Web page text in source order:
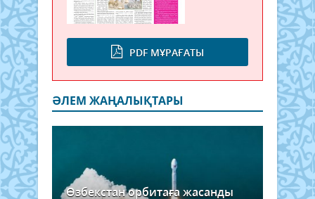
PDF МҰРАҒАТЫ
ӘЛЕМ ЖАҢАЛЫҚТАРЫ
Өзбекстан орбитаға жасанды